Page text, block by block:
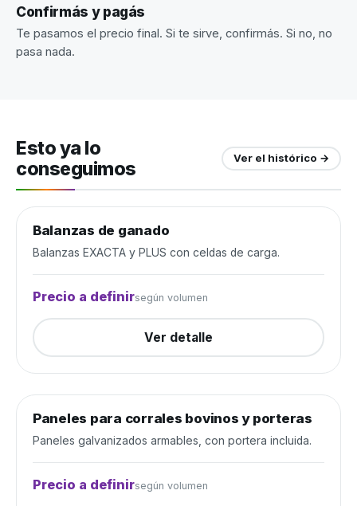
Confirmás y pagás
Te pasamos el precio final. Si te sirve, confirmás. Si no, no
pasa nada.
Esto ya lo
conseguimos
Ver el histórico →
Manejo de ganado
Balanzas de ganado
Balanzas EXACTA y PLUS con celdas de carga.
Precio a definirsegún volumen
Ver detalle
Manejo de ganado Cerrada
Paneles para corrales bovinos y porteras
Paneles galvanizados armables, con portera incluida.
Precio a definirsegún volumen